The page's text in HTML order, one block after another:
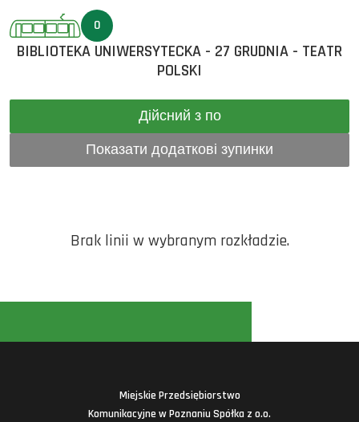
0
BIBLIOTEKA UNIWERSYTECKA - 27 GRUDNIA - TEATR
POLSKI
Дійсний з по
Показати додаткові зупинки
Brak linii w wybranym rozkładzie.
Miejskie Przedsiębiorstwo
Komunikacyjne w Poznaniu Spółka z o.o.